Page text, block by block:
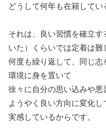
どうして何年も在籍してい
それは、良い習慣を確立
いた）くらいでは定着は難
何度も繰り返して、同じ
環境に身を置いて
徐々に自分の思い込みや
ようやく良い方向に変化し
実感しているからです。